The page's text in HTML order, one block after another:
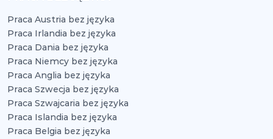
Praca Austria bez języka
Praca Irlandia bez języka
Praca Dania bez języka
Praca Niemcy bez języka
Praca Anglia bez języka
Praca Szwecja bez języka
Praca Szwajcaria bez języka
Praca Islandia bez języka
Praca Belgia bez języka